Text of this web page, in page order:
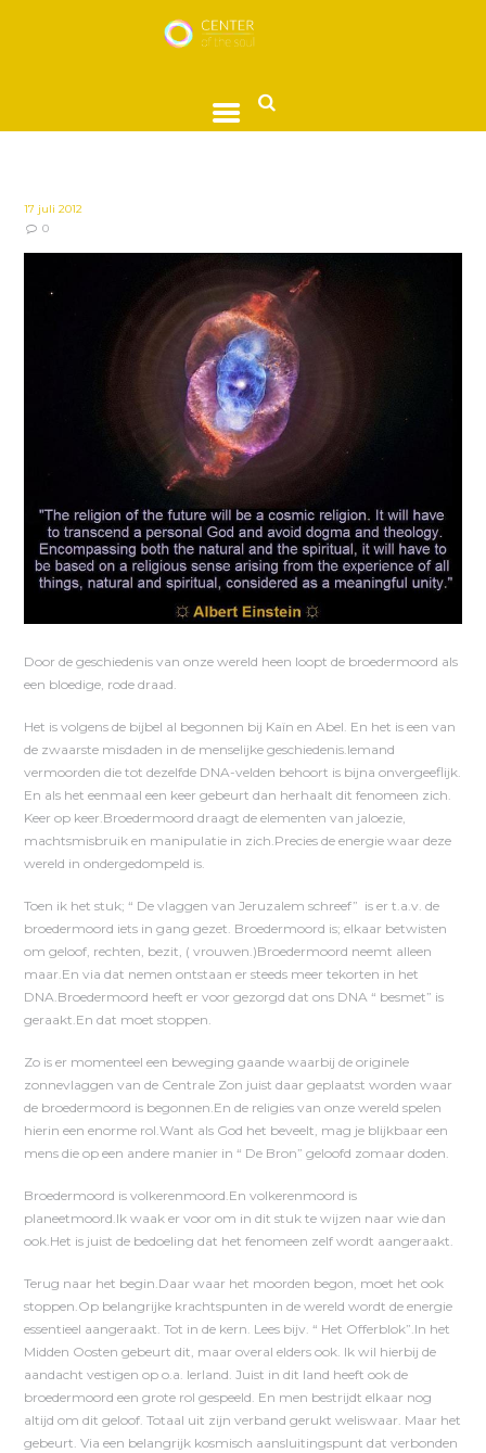
17 juli 2012
0
Door de geschiedenis van onze wereld heen loopt de broedermoord als
een bloedige, rode draad.
Het is volgens de bijbel al begonnen bij Kaïn en Abel. En het is een van
de zwaarste misdaden in de menselijke geschiedenis.Iemand
vermoorden die tot dezelfde DNA-velden behoort is bijna onvergeeflijk.
En als het eenmaal een keer gebeurt dan herhaalt dit fenomeen zich.
Keer op keer.Broedermoord draagt de elementen van jaloezie,
machtsmisbruik en manipulatie in zich.Precies de energie waar deze
wereld in ondergedompeld is.
Toen ik het stuk; “ De vlaggen van Jeruzalem schreef” is er t.a.v. de
broedermoord iets in gang gezet. Broedermoord is; elkaar betwisten
om geloof, rechten, bezit, ( vrouwen.)Broedermoord neemt alleen
maar.En via dat nemen ontstaan er steeds meer tekorten in het
DNA.Broedermoord heeft er voor gezorgd dat ons DNA “ besmet” is
geraakt.En dat moet stoppen.
Zo is er momenteel een beweging gaande waarbij de originele
zonnevlaggen van de Centrale Zon juist daar geplaatst worden waar
de broedermoord is begonnen.En de religies van onze wereld spelen
hierin een enorme rol.Want als God het beveelt, mag je blijkbaar een
mens die op een andere manier in “ De Bron” geloofd zomaar doden.
Broedermoord is volkerenmoord.En volkerenmoord is
planeetmoord.Ik waak er voor om in dit stuk te wijzen naar wie dan
ook.Het is juist de bedoeling dat het fenomeen zelf wordt aangeraakt.
Terug naar het begin.Daar waar het moorden begon, moet het ook
stoppen.Op belangrijke krachtspunten in de wereld wordt de energie
essentieel aangeraakt. Tot in de kern. Lees bijv. “ Het Offerblok”.In het
Midden Oosten gebeurt dit, maar overal elders ook. Ik wil hierbij de
aandacht vestigen op o.a. Ierland. Juist in dit land heeft ook de
broedermoord een grote rol gespeeld. En men bestrijdt elkaar nog
altijd om dit geloof. Totaal uit zijn verband gerukt weliswaar. Maar het
gebeurt. Via een belangrijk kosmisch aansluitingspunt dat verbonden